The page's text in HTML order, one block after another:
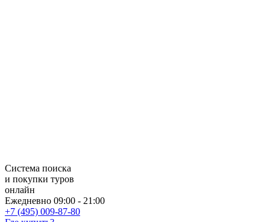
Система поиска
и покупки туров
онлайн
Ежедневно 09:00 - 21:00
+7 (495) 009-87-80